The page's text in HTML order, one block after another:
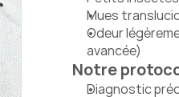
Mues
Odeur
avancée)
Notre
Diagnostic